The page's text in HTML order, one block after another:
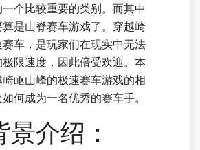
个比较重要的类别。而其中
是山脊赛车游戏了。穿越崎
车，是玩家们在现实中无法
限速度，因此倍受欢迎。本
岖山峰的极速赛车游戏的相
何成为一名优秀的赛车手。
介绍：